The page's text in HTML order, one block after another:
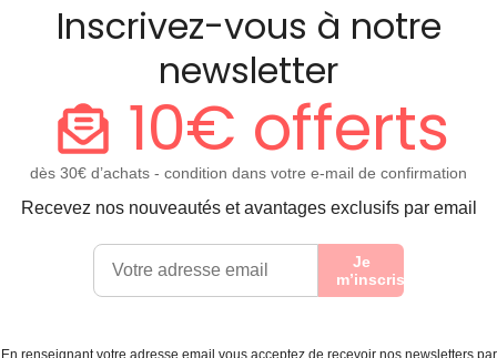
Inscrivez-vous à notre
newsletter
10€ offerts
dès 30€ d’achats - condition dans votre e-mail de confirmation
Recevez nos nouveautés et avantages exclusifs par email
Je
m’inscris
En renseignant votre adresse email vous acceptez de recevoir nos newsletters par